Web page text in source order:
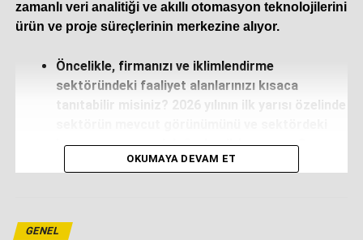
zamanlı veri analitiği ve akıllı otomasyon teknolojilerini
ürün ve proje süreçlerinin merkezine alıyor.
Öncelikle, firmanızı ve iklimlendirme
sektöründeki faaliyet alanlarınızı kısaca
tanıtabilir misiniz? 2026 yılının ilk yarısı özelinde
konumunuzu nasıl değerlendiriyorsunuz?
Daikin olarak yüz yılı aşkın süredir iklimlendirme
yatırımcısı olduk. Bugün Sakarya Hendek’te 163 bin
OKUMAYA DEVAM ET
GENEL